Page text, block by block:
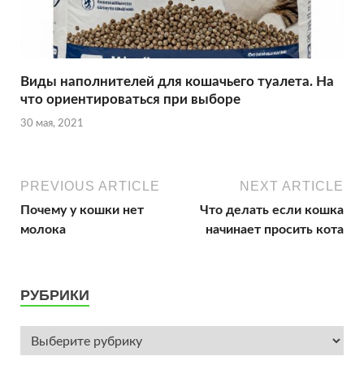
Виды наполнителей для кошачьего туалета. На
что ориентироваться при выборе
30 мая, 2021
PREVIOUS ARTICLE
Почему у кошки нет
молока
NEXT ARTICLE
Что делать если кошка
начинает просить кота
РУБРИКИ